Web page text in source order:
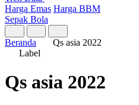
Harga Emas Harga BBM
Sepak Bola
Beranda
Qs asia 2022
Label
Qs asia 2022